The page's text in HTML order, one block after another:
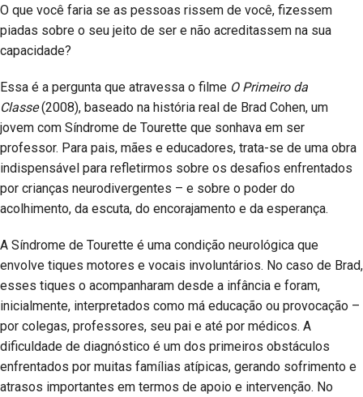
O que você faria se as pessoas rissem de você, fizessem
piadas sobre o seu jeito de ser e não acreditassem na sua
capacidade?
Essa é a pergunta que atravessa o filme O Primeiro da
Classe(2008), baseado na história real de Brad Cohen, um
jovem com Síndrome de Tourette que sonhava em ser
professor. Para pais, mães e educadores, trata-se de uma obra
indispensável para refletirmos sobre os desafios enfrentados
por crianças neurodivergentes – e sobre o poder do
acolhimento, da escuta, do encorajamento e da esperança.
A Síndrome de Tourette é uma condição neurológica que
envolve tiques motores e vocais involuntários. No caso de Brad,
esses tiques o acompanharam desde a infância e foram,
inicialmente, interpretados como má educação ou provocação –
por colegas, professores, seu pai e até por médicos. A
dificuldade de diagnóstico é um dos primeiros obstáculos
enfrentados por muitas famílias atípicas, gerando sofrimento e
atrasos importantes em termos de apoio e intervenção. No